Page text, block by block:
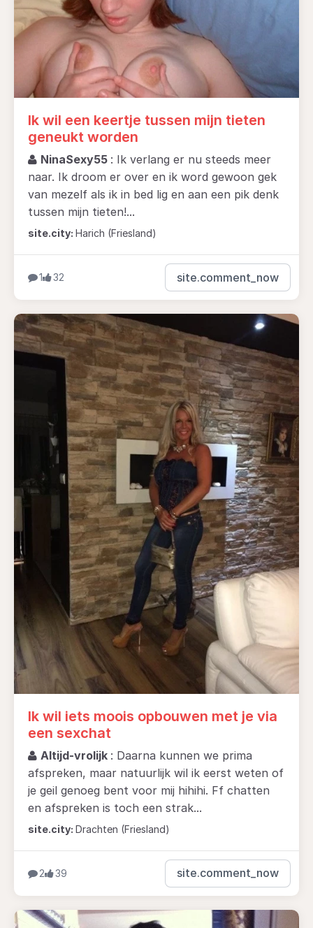
Ik wil een keertje tussen mijn tieten
geneukt worden
NinaSexy55 : Ik verlang er nu steeds meer
naar. Ik droom er over en ik word gewoon gek
van mezelf als ik in bed lig en aan een pik denk
tussen mijn tieten!...
site.city: Harich (Friesland)
1 32 site.comment_now
Ik wil iets moois opbouwen met je via
een sexchat
Altijd-vrolijk : Daarna kunnen we prima
afspreken, maar natuurlijk wil ik eerst weten of
je geil genoeg bent voor mij hihihi. Ff chatten
en afspreken is toch een strak...
site.city: Drachten (Friesland)
2 39 site.comment_now